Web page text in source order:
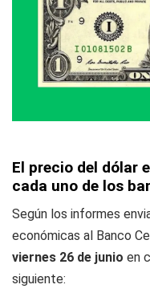
El precio del dólar
cada uno de los
Según los informes
económicas al Banco
viernes 26 de junio en
siguiente: